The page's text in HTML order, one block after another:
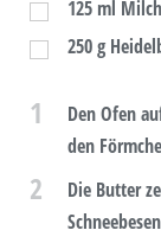
125 ml Milch
250g
1
Den Ofen
den
2
Die Butter